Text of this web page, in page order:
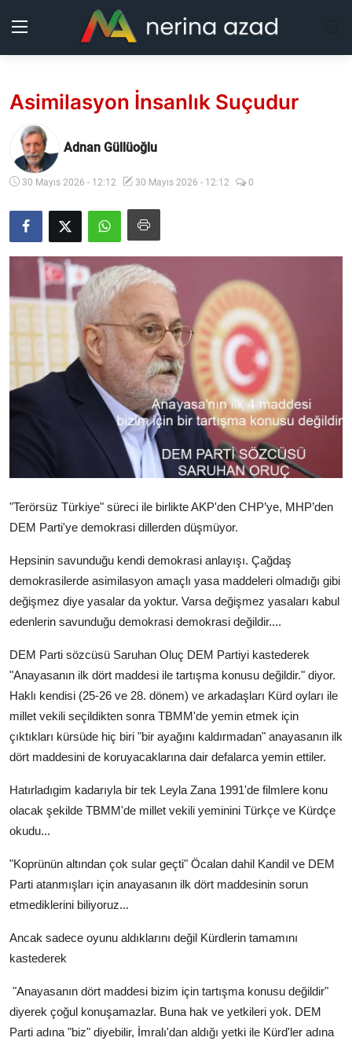
Kurdistan
Bölgeler
Yaşam
Analiz
Makaleler
Video
İletişim
Türkçe Kurdi
Asimilasyon İnsanlık Suçudur
Adnan Güllüoğlu
30 Mayıs 2026 - 12:12 30 Mayıs 2026 - 12:12 0
"Terörsüz Türkiye" süreci ile birlikte AKP'den CHP’ye, MHP’den
DEM Parti'ye demokrasi dillerden düşmüyor.
Hepsinin savunduğu kendi demokrasi anlayışı. Çağdaş
demokrasilerde asimilasyon amaçlı yasa maddeleri olmadığı gibi
değişmez diye yasalar da yoktur. Varsa değişmez yasaları kabul
edenlerin savunduğu demokrasi demokrasi değildir....
DEM Parti sözcüsü Saruhan Oluç DEM Partiyi kastederek
"Anayasanın ilk dört maddesi ile tartışma konusu değildir." diyor.
Haklı kendisi (25-26 ve 28. dönem) ve arkadaşları Kürd oyları ile
millet vekili seçildikten sonra TBMM'de yemin etmek için
çıktıkları kürsüde hiç biri "bir ayağını kaldırmadan" anayasanın ilk
dört maddesini de koruyacaklarına dair defalarca yemin ettiler.
Hatırladıgim kadarıyla bir tek Leyla Zana 1991'de filmlere konu
olacak şekilde TBMM'de millet vekili yeminini Türkçe ve Kürdçe
okudu...
"Koprünün altından çok sular geçti" Öcalan dahil Kandil ve DEM
Parti atanmışları için anayasanın ilk dört maddesinin sorun
etmediklerini biliyoruz...
Ancak sadece oyunu aldıklarını değil Kürdlerin tamamını
kastederek
"Anayasanın dört maddesi bizim için tartışma konusu değildir"
diyerek çoğul konuşamazlar. Buna hak ve yetkileri yok. DEM
Parti adına "biz" diyebilir, İmralı'dan aldığı yetki ile Kürd'ler adına